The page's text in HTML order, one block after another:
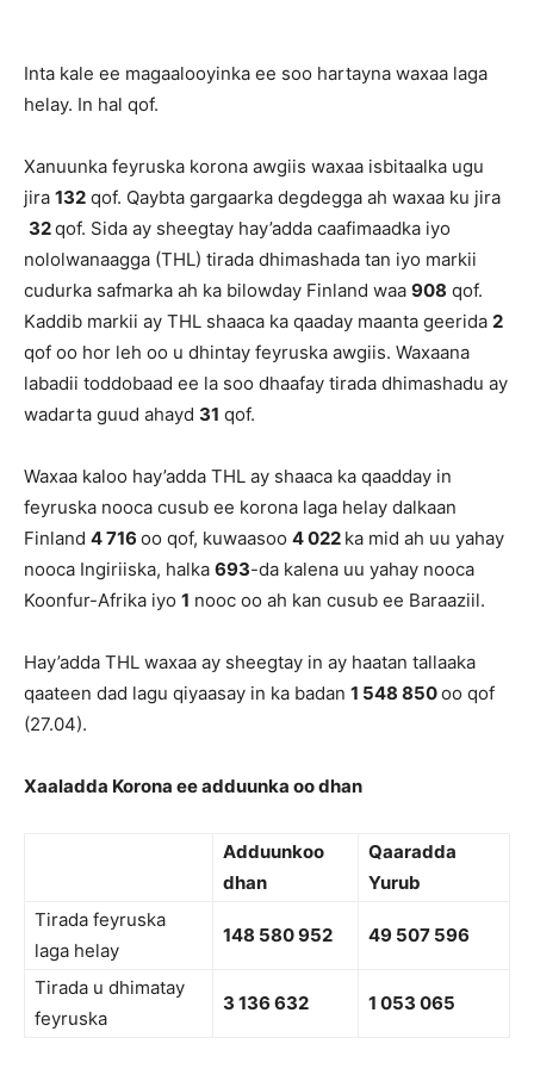
Inta kale ee magaalooyinka ee soo hartayna waxaa laga
helay. In hal qof.
Xanuunka feyruska korona awgiis waxaa isbitaalka ugu
jira 132 qof. Qaybta gargaarka degdegga ah waxaa ku jira
32qof. Sida ay sheegtay hay’adda caafimaadka iyo
nololwanaagga (THL) tirada dhimashada tan iyo markii
cudurka safmarka ah ka bilowday Finland waa 908 qof.
Kaddib markii ay THL shaaca ka qaaday maanta geerida 2
qof oo hor leh oo u dhintay feyruska awgiis. Waxaana
labadii toddobaad ee la soo dhaafay tirada dhimashadu ay
wadarta guud ahayd 31 qof.
Waxaa kaloo hay’adda THL ay shaaca ka qaadday in
feyruska nooca cusub ee korona laga helay dalkaan
Finland 4 716 oo qof, kuwaasoo 4 022 ka mid ah uu yahay
nooca Ingiriiska, halka 693-da kalena uu yahay nooca
Koonfur-Afrika iyo 1 nooc oo ah kan cusub ee Baraaziil.
Hay’adda THL waxaa ay sheegtay in ay haatan tallaaka
qaateen dad lagu qiyaasay in ka badan 1 548 850oo qof
(27.04).
Xaaladda Korona ee adduunka oo dhan
Adduunkoo
dhan
Qaaradda
Yurub
Tirada feyruska
laga helay
148 580 952 49 507 596
Tirada u dhimatay
feyruska
3 136 632 1 053 065